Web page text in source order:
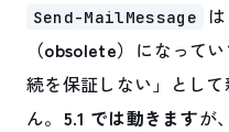
Send-MailMessage
（obsolete） になって
続を保証しない」とし
ん。 5.1 では動きますが